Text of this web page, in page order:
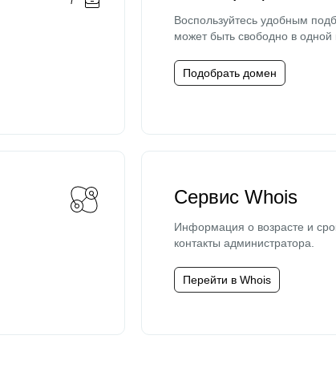
Воспользуйтесь удобным
может быть свободно в одной
Подобрать домен
Сервис Whois
Информация о возрасте и
контакты администратора.
Перейти в Whois